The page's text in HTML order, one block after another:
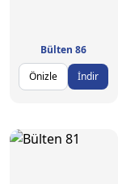
Bülten 86
Önizle
İndir